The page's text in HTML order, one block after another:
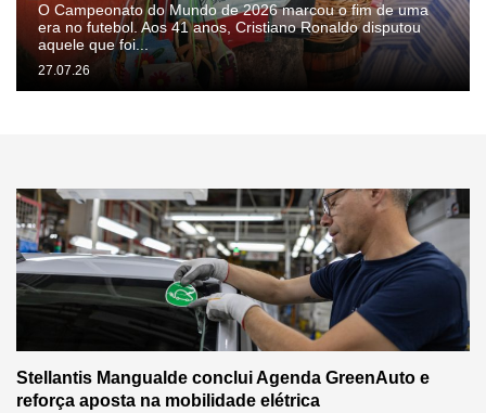
27.07.26
O Campeonato do Mundo de 2026 marcou o fim de uma
era no futebol. Aos 41 anos, Cristiano Ronaldo disputou
aquele que foi...
Stellantis Mangualde conclui Agenda GreenAuto e
reforça aposta na mobilidade elétrica